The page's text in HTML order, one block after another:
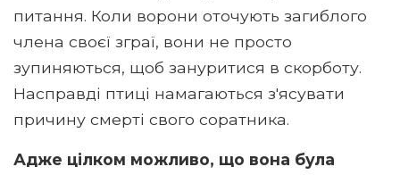
питання. Коли ворони оточують загиблого
члена своєї зграї, вони не просто
зупиняються, щоб зануритися в скорботу.
Насправді птиці намагаються з'ясувати
причину смерті свого соратника.
Адже цілком можливо, що вона була